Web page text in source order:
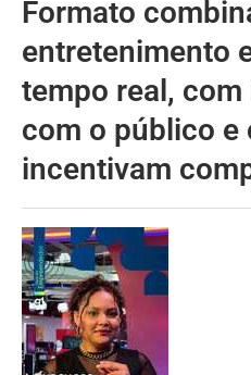
Formato
entretenimento
tempo real,
com o público e
incentivam